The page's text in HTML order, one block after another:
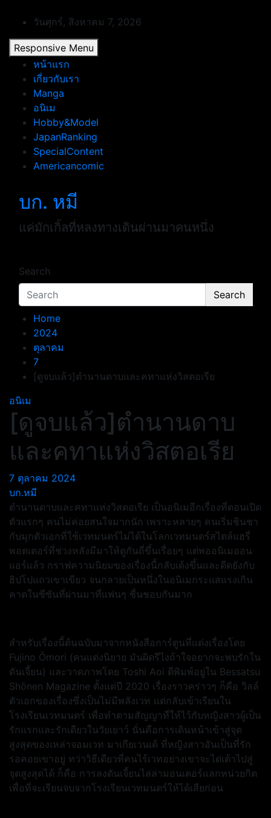
content
วันศุกร์, สิงหาคม 7, 2026
Responsive Menu
หน้าแรก
เกี่ยวกับเรา
Manga
อนิเม
Hobby&Model
JapanRanking
SpecialContent
Americancomic
บก. หมี
แค่มักเกิ้ลที่หลงทางเดินผ่านมาคนหนึ่ง
Search
Search
Home
2024
ตุลาคม
7
[ดูจบแล้ว]ตำนานดาบและคทาแห่งวิสตอเรีย
อนิเม
[ดูจบแล้ว]ตำนานดาบ
และคทาแห่งวิสตอเรีย
7 ตุลาคม 2024
บก.หมี
ตำนานดาบและคทาแห่งวิสตอเรีย เป็นอนิเมอีกเรื่องที่ตอนเปิด
ตัวแรกๆ คนไม่ค่อยสนใจมากนัก เพราะหลายๆ คนเริ่มชินชา
กับมุกตัวเอกที่ใช้เวทมนตร์ไม่ได้ในโลกเวทมนตร์สไตล์แฮรี่
พอตเตอร์ที่ช่วงหลังมีมาให้ดูกันถี่ขึ้นเรื่อยๆ แต่พออนิเมออน
แอร์แล้ว กราฟความนิยมของเรื่องนี้กลับเด้งขึ้นและดีดยังกับ
ฮิปโปแถวเขาเขียว จนกลายเป็นหนึ่งในอนิเมกระแสแรงเกิน
คาดในซีซันที่ผ่านมาที่แฟนๆ ชื่นชอบกันมาก
สำหรับเรื่องนี้ต้นฉบับมาจากหนังสือการ์ตูนที่แต่งเรื่องโดย
Fujino Ōmori (คนแต่งนิยาย มันผิดรึไงถ้าใจอยากจะพบรักใน
ดันเจี้ยน) และวาดภาพโดย Toshi Aoi ตีพิมพ์อยู่ใน Bessatsu
Shōnen Magazine ตั้งแต่ปี 2020 เรื่องราวคร่าวๆ ก็คือ วิลล์
ตัวเอกของเรื่องซึ่งเป็นไม่มีพลังเวท แต่กลับเข้าเรียนใน
โรงเรียนเวทมนตร์ เพื่อทำตามสัญญาที่ให้ไว้กับหญิงสาวผู้เป็น
รักแรกและรักเดียวในวัยเยาว์ นั่นคือการเดินหน้าเข้าสู่จุด
สูงสุดของเหล่าจอมเวท มาเกียเวนเด้ ที่หญิงสาวอันเป็นที่รัก
รอคอยเขาอยู่ ทว่าวิธีเดียวที่คนไร้เวทอย่างเขาจะไต่เต้าไปสู่
จุดสูงสุดได้ ก็คือ การลงดันเจี้ยนไล่ล่ามอนเตอร์แลกหน่วยกิต
เพื่อที่จะเรียนจบจากโรงเรียนเวทมนตร์ให้ได้เสียก่อน